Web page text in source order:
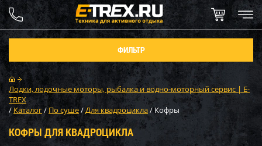
ФИЛЬТР
Лодки, лодочные моторы, рыбалка и водно-моторный сервис | E-
TREX
/Каталог/ По суше/Для квадроцикла/Кофры
КОФРЫ ДЛЯ КВАДРОЦИКЛА